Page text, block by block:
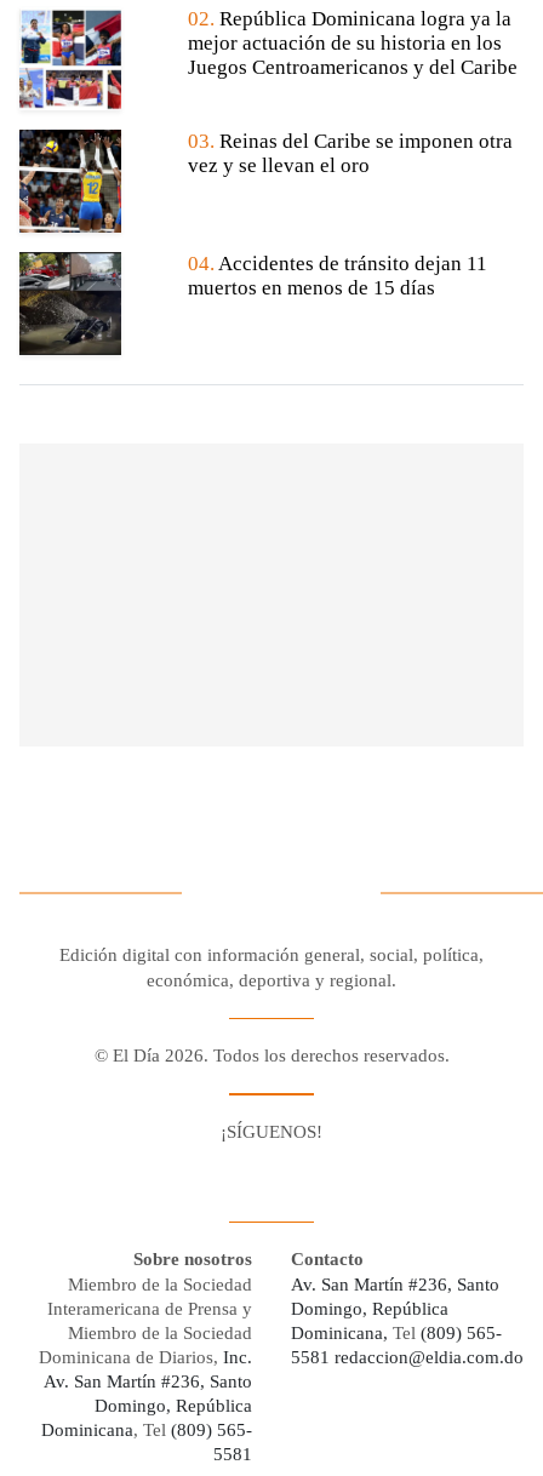
02. República Dominicana logra ya la
mejor actuación de su historia en los
Juegos Centroamericanos y del Caribe
03. Reinas del Caribe se imponen otra
vez y se llevan el oro
04. Accidentes de tránsito dejan 11
muertos en menos de 15 días
Edición digital con información general, social, política,
económica, deportiva y regional.
© El Día 2026. Todos los derechos reservados.
¡SÍGUENOS!
Sobre nosotros
Miembro de la Sociedad
Interamericana de Prensa y
Miembro de la Sociedad
Dominicana de Diarios, Inc.
Av. San Martín #236, Santo
Domingo, República
Dominicana, Tel (809) 565-
5581
Contacto
Av. San Martín #236, Santo
Domingo, República
Dominicana, Tel (809) 565-
5581 redaccion@eldia.com.do